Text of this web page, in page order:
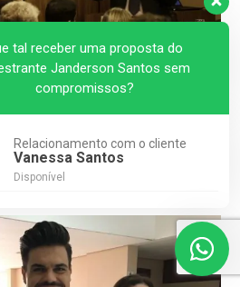
no Conavendas
abril 21, 2018
tal receber uma proposta do
Janderson Santos sem
compromissos?
Relacionamento com o cliente
Vanessa Santos
Disponível